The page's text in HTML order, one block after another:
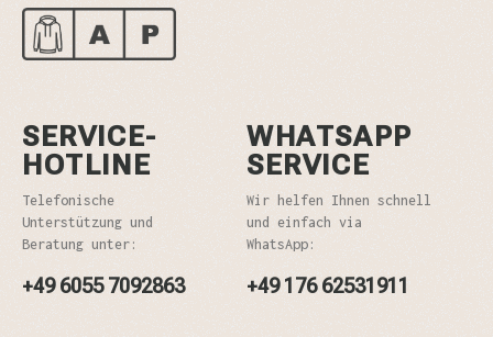
SERVICE-
HOTLINE
Telefonische
Unterstützung und
Beratung unter:
+49 6055 7092863
WHATSAPP
SERVICE
Wir helfen Ihnen schnell
und einfach via
WhatsApp:
+49 176 62531911